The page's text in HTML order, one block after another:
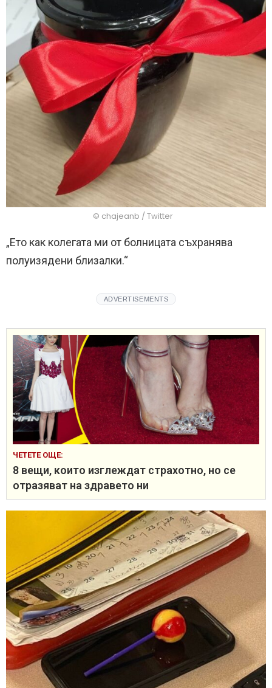
© chajeanb / Twitter
„Ето как колегата ми от болницата съхранява
полуизядени близалки.“
ADVERTISEMENTS
ЧЕТЕТЕ ОЩЕ:
8 вещи, които изглеждат страхотно, но се
отразяват на здравето ни